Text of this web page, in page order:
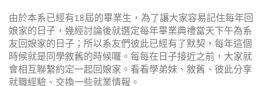
由於本系已經有18屆的畢業生，為了讓大家容易記住每年回
娘家的日子，幾經討論後就選定每年畢業典禮當天下午為系
友回娘家的日子；所以系友們彼此已經有了默契，每年這個
時候就是同學敘舊的時候囉。每每在日子接近之前，大家就
會相互聯繫約定一起回娘家。看看學弟妹、敘舊、彼此分享
就職經驗、交換一些就業情報。